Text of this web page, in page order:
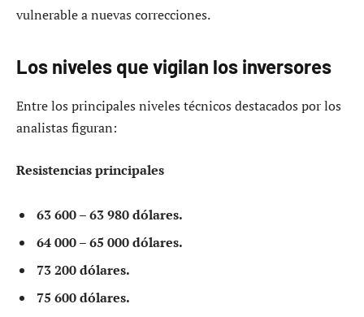
vulnerable a nuevas correcciones.
Los niveles que vigilan los inversores
Entre los principales niveles técnicos destacados por los
analistas figuran:
Resistencias principales
63 600 – 63 980 dólares.
64 000 – 65 000 dólares.
73 200 dólares.
75 600 dólares.